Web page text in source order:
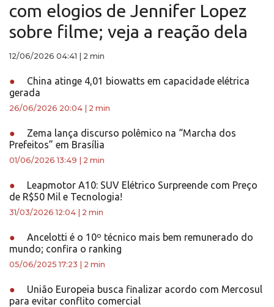
com elogios de Jennifer Lopez
sobre filme; veja a reação dela
12/06/2026 04:41 2 min
●
China atinge 4,01 biowatts em capacidade elétrica
gerada
26/06/2026 20:04 2 min
●
Zema lança discurso polêmico na “Marcha dos
Prefeitos” em Brasília
01/06/2026 13:49 2 min
●
Leapmotor A10: SUV Elétrico Surpreende com Preço
de R$50 Mil e Tecnologia!
31/03/2026 12:04 2 min
●
Ancelotti é o 10º técnico mais bem remunerado do
mundo; confira o ranking
05/06/2025 17:23 2 min
●
União Europeia busca finalizar acordo com Mercosul
para evitar conflito comercial